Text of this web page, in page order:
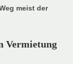
meist der
Vermietung